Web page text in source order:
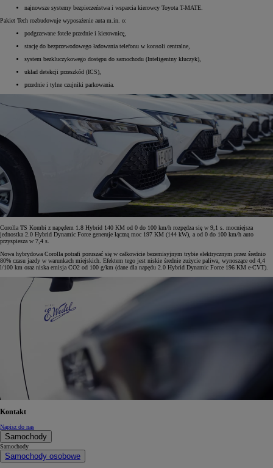
najnowsze systemy bezpieczeństwa i wsparcia kierowcy Toyota T-MATE.
Pakiet Tech rozbudowuje wyposażenie auta m.in. o:
podgrzewane fotele przednie i kierownicę,
stację do bezprzewodowego ładowania telefonu w konsoli centralne,
system bezkluczykowego dostępu do samochodu (Inteligentny kluczyk),
układ detekcji przeszkód (ICS),
przednie i tylne czujniki parkowania.
Corolla TS Kombi z napędem 1.8 Hybrid 140 KM od 0 do 100 km/h rozpędza się w 9,1 s. mocniejsza
jednostka 2.0 Hybrid Dynamic Force generuje łączną moc 197 KM (144 kW), a od 0 do 100 km/h auto
przyspiesza w 7,4 s.
Nowa hybrydowa Corolla potrafi poruszać się w całkowicie bezemisyjnym trybie elektrycznym przez średnio
80% czasu jazdy w warunkach miejskich. Efektem tego jest niskie średnie zużycie paliwa, wynoszące od 4,4
l/100 km oraz niska emisja CO2 od 100 g/km (dane dla napędu 2.0 Hybrid Dynamic Force 196 KM e-CVT).
Kontakt
Napisz do nas
Samochody
Samochody
Samochody osobowe